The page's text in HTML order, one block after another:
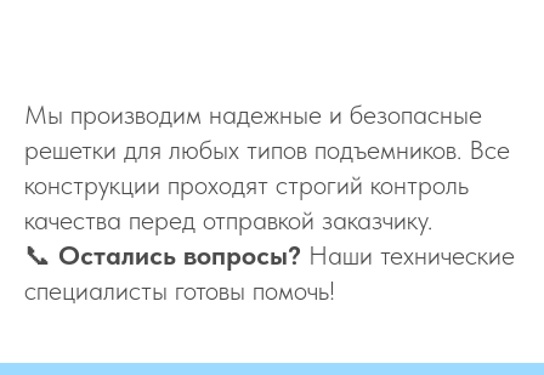
Мы производим надежные и безопасные
решетки для любых типов подъемников. Все
конструкции проходят строгий контроль
качества перед отправкой заказчику.
📞 Остались вопросы? Наши технические
специалисты готовы помочь!